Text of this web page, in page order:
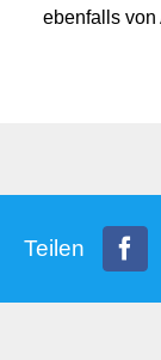
ebenfalls von
Teilen